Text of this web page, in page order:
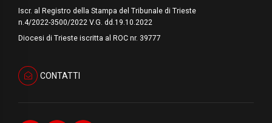
Iscr. al Registro della Stampa del Tribunale di Trieste
n.4/2022-3500/2022 V.G. dd.19.10.2022
Diocesi di Trieste iscritta al ROC nr. 39777
CONTATTI